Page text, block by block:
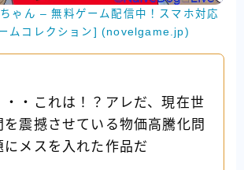
ゃん – 無料ゲーム配信中！スマホ対応
ムコレクション] (novelgame.jp)
・・これは！？アレだ、現在世
を震撼させている物価高騰化問
にメスを入れた作品だ